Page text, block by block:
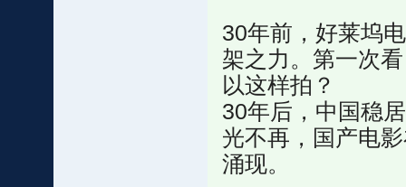
30年前，好莱坞
架之力。第一次
以这样拍？
30年后，中国稳
光不再，国产电
涌现。